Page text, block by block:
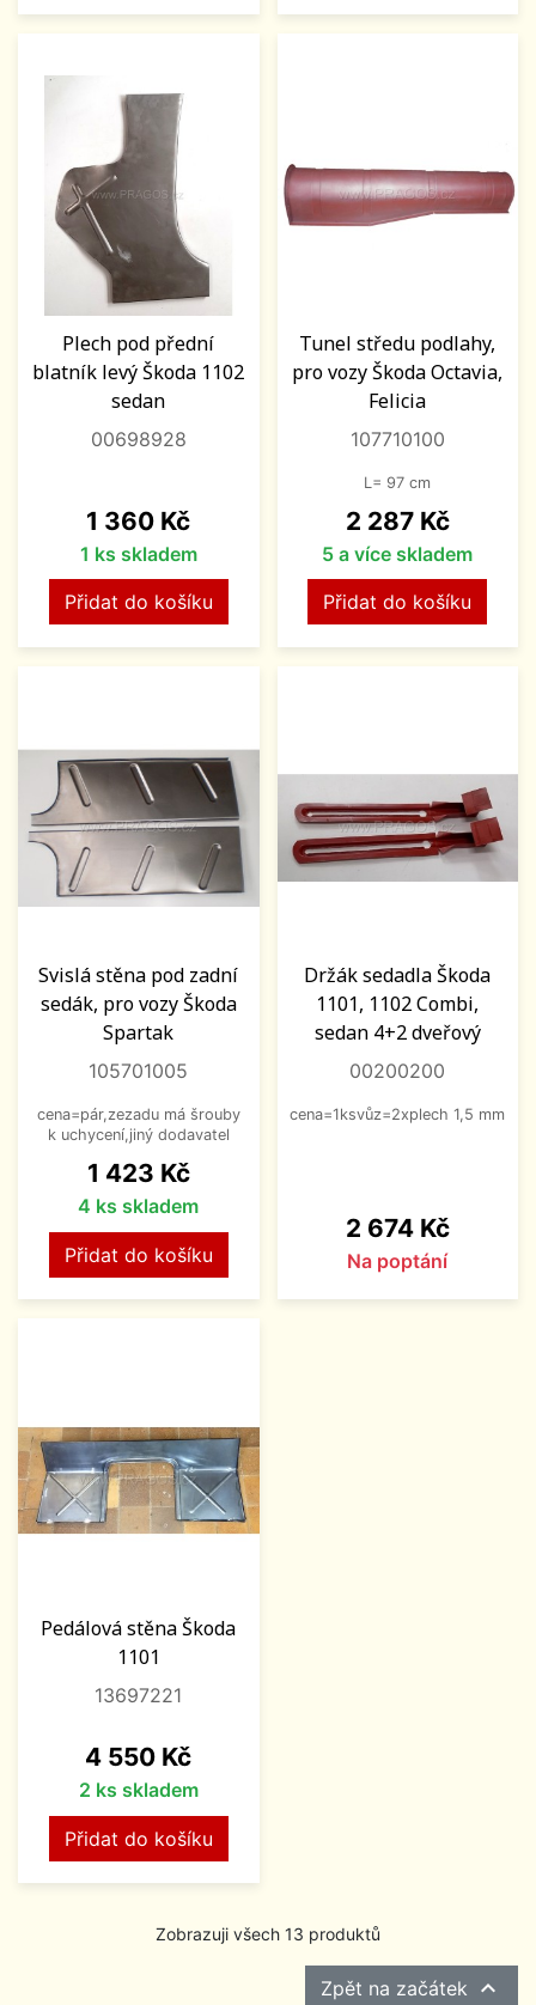
Plech pod přední
blatník levý Škoda 1102
sedan
00698928
Cena
1 360 Kč
1 ks skladem
Přidat do košíku
Tunel středu podlahy,
pro vozy Škoda Octavia,
Felicia
107710100
L= 97 cm
Cena
2 287 Kč
5 a více skladem
Přidat do košíku
Svislá stěna pod zadní
sedák, pro vozy Škoda
Spartak
105701005
cena=pár,zezadu má šrouby
k uchycení,jiný dodavatel
Cena
1 423 Kč
4 ks skladem
Přidat do košíku
Držák sedadla Škoda
1101, 1102 Combi,
sedan 4+2 dveřový
00200200
cena=1ksvůz=2xplech 1,5 mm
Cena
2 674 Kč
Na poptání
Pedálová stěna Škoda
1101
13697221
Cena
4 550 Kč
2 ks skladem
Přidat do košíku
Zobrazuji všech 13 produktů
Zpět na začátek 